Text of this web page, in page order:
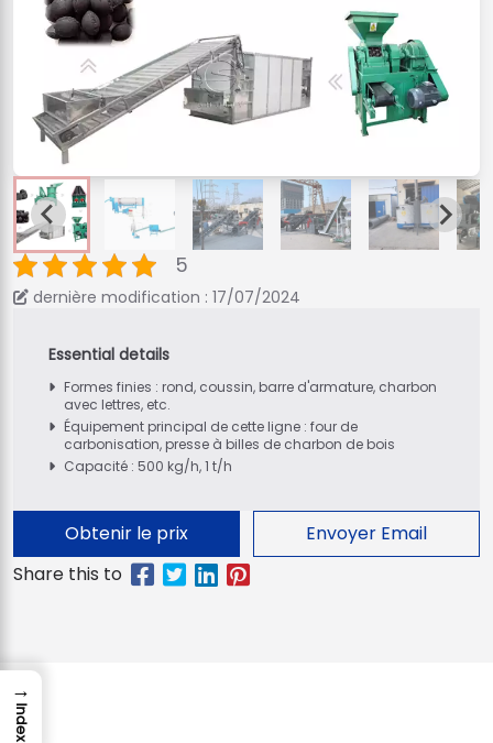
5
dernière modification : 17/07/2024
Formes finies : rond, coussin, barre d'armature, charbon
avec lettres, etc.
Équipement principal de cette ligne : four de
carbonisation, presse à billes de charbon de bois
Capacité : 500 kg/h, 1 t/h
Obtenir le prix Envoyer Email
→
Index